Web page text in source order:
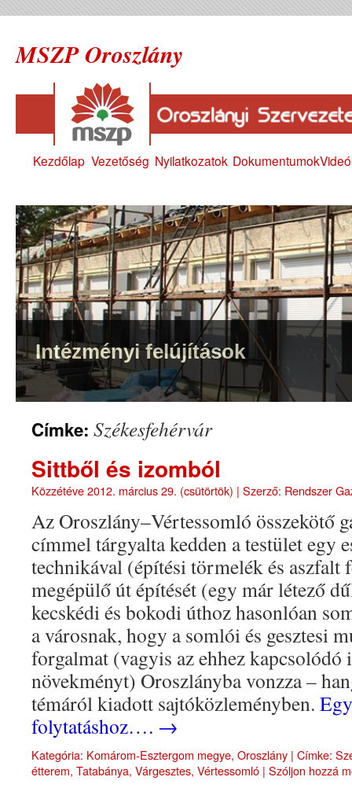
MSZP Oroszlány
Kezdőlap Vezetőség Nyilatkozatok Dokumentumok
Intézményi felújítások
Címke: Székesfehérvár
Sittből és izomból
Közzétéve2012. március 29. (csütörtök) | Szerző: Rendszer
Az Oroszlány–Vértessomló összekötő
címmel tárgyalta kedden a testület egy
technikával (építési törmelék és aszfalt
megépülő út építését (egy már létező
kecskédi és bokodi úthoz hasonlóan
a városnak, hogy a somlói és gesztesi
forgalmat (vagyis az ehhez kapcsolódó
növekményt) Oroszlányba vonzza –
témáról kiadott sajtóközleményben.
folytatáshoz…. →
Kategória: Komárom-Esztergom megye, Oroszlány | Címke:
étterem, Tatabánya, Várgesztes, Vértessomló | Szóljon hozzá